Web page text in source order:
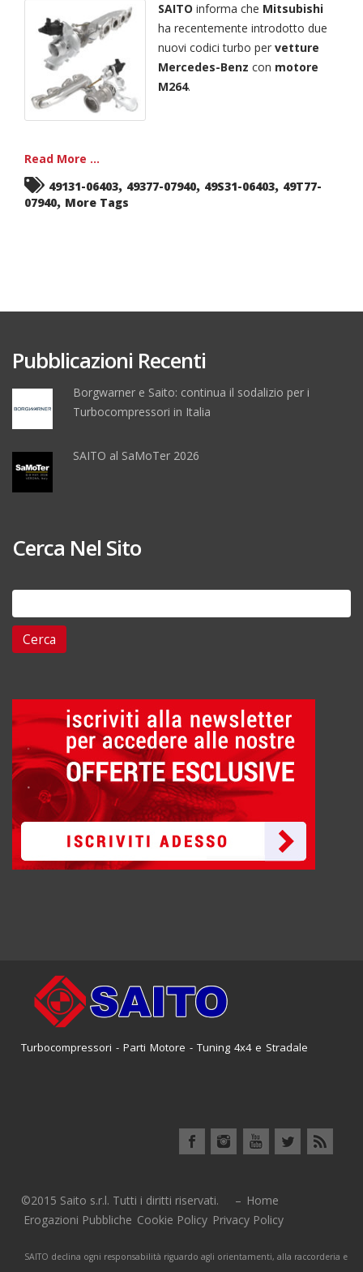
SAITO informa che Mitsubishi
ha recentemente introdotto due
nuovi codici turbo per vetture
Mercedes-Benz con motore
M264.
Read More ...
49131-06403, 49377-07940, 49S31-06403, 49T77-
07940, More Tags
Pubblicazioni Recenti
Borgwarner e Saito: continua il sodalizio per i
Turbocompressori in Italia
SAITO al SaMoTer 2026
Cerca Nel Sito
Ricerca
per:
Turbocompressori - Parti Motore - Tuning 4x4 e Stradale
©2015 Saito s.r.l. Tutti i diritti riservati. – Home
Erogazioni Pubbliche Cookie Policy Privacy Policy
SAITO declina ogni responsabilità riguardo agli orientamenti, alla raccorderia e